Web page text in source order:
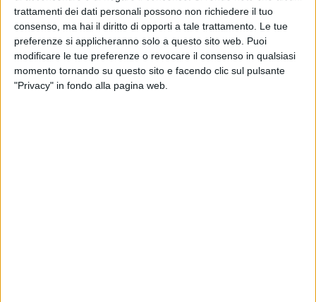
trattamenti dei dati personali possono non richiedere il tuo
consenso, ma hai il diritto di opporti a tale trattamento. Le tue
preferenze si applicheranno solo a questo sito web. Puoi
modificare le tue preferenze o revocare il consenso in qualsiasi
momento tornando su questo sito e facendo clic sul pulsante
"Privacy" in fondo alla pagina web.
urgenti: le strisce pedonali all'ingresso della villa, la pulizia
all'interno dei giardini, ma non basta, ci sono dei progetti a
medio e lungo termine da realizzare: la messa in sicurezza
della palazzina, la derattizzazione e disinfestazione, il
ripristino della illuminazione. C'è l'entusiasmo e la